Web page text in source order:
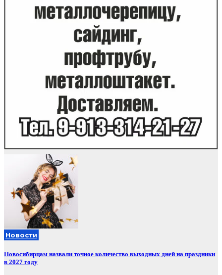
Новости
Новосибирцам назвали точное количество выходных дней на праздники
в 2027 году